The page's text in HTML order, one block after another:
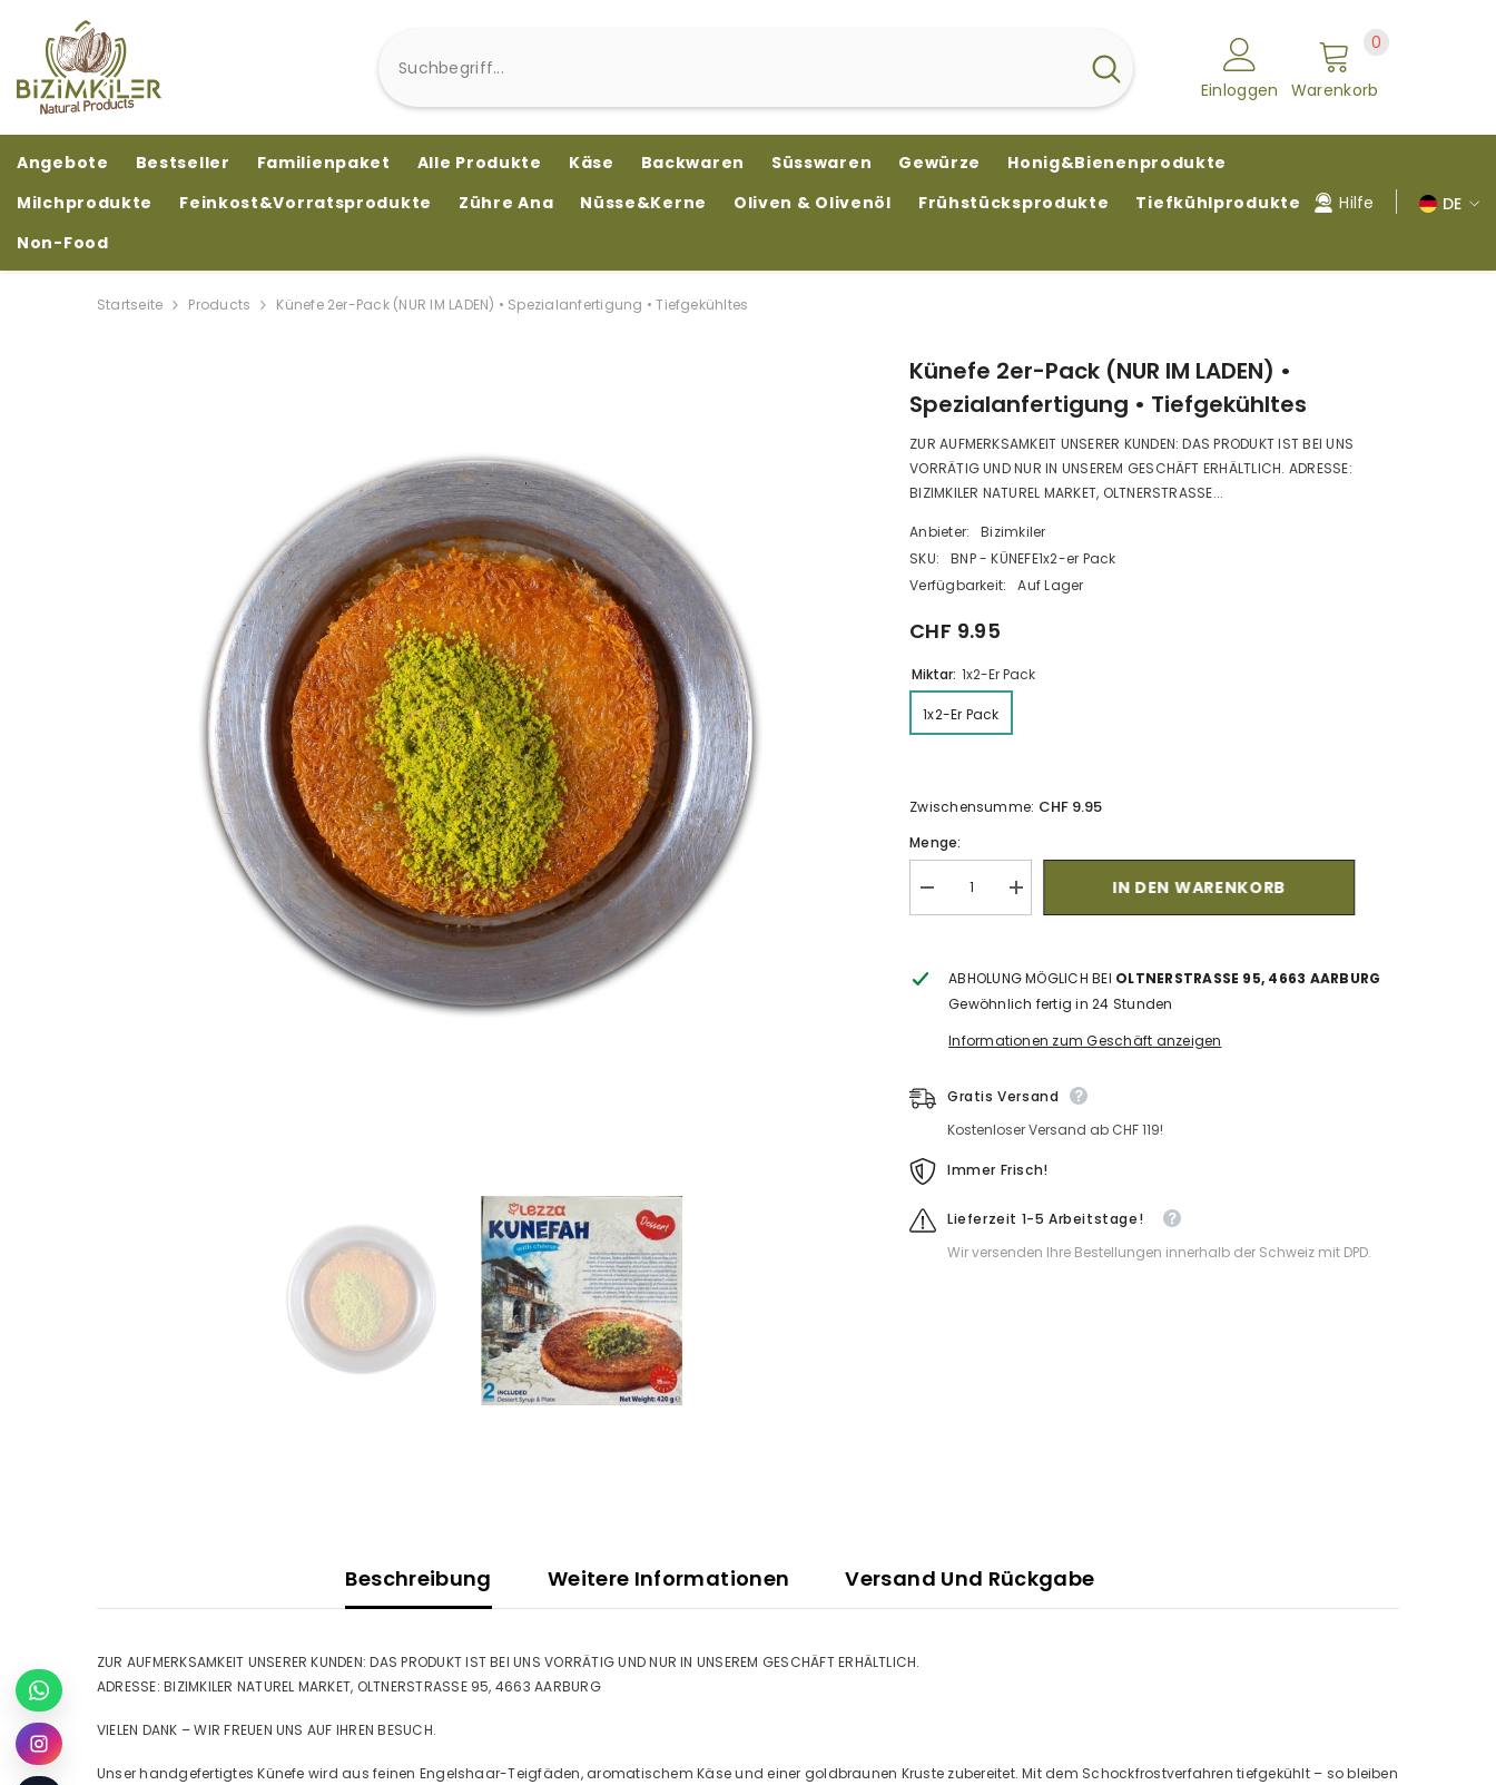
Einloggen Warenkorb
0
Angebote Bestseller Familienpaket Alle Produkte Käse Backwaren Süsswaren Gewürze
Honig&Bienenprodukte
Milchprodukte
Feinkost&Vorratsprodukte Zühre Ana Nüsse&Kerne Oliven & Olivenöl Frühstücksprodukte
Tiefkühlprodukte
Non-Food
Hilfe DE
FR
Startseite Products Künefe 2er-Pack (NUR IM LADEN) • Spezialanfertigung • Tiefgekühltes
Künefe 2er-Pack (NUR IM LADEN) •
Spezialanfertigung • Tiefgekühltes
ZUR AUFMERKSAMKEIT UNSERER KUNDEN: DAS PRODUKT IST BEI UNS
VORRÄTIG UND NUR IN UNSEREM GESCHÄFT ERHÄLTLICH. ADRESSE:
BIZIMKILER NATUREL MARKET, OLTNERSTRASSE...
Anbieter:
Bizimkiler
SKU:
BNP - KÜNEFE1x2-er Pack
Verfügbarkeit:
Auf Lager
CHF 9.95
Miktar: 1x2-Er Pack
1x2-Er Pack
Zwischensumme: CHF 9.95
Menge:
Verringerung
der
2er-
Pack
(NUR
LADEN)
•
Tiefgekühltes
Menge
erhöhen
Pack
(NUR
IM
•
Tiefgekühltes
IN DEN WARENKORB
ABHOLUNG MÖGLICH BEI OLTNERSTRASSE 95, 4663 AARBURG
Gewöhnlich fertig in 24 Stunden
Informationen zum Geschäft anzeigen
Gratis Versand
Kostenloser Versand ab CHF 119!
Immer Frisch!
Lieferzeit 1-5 Arbeitstage!
Wir versenden Ihre Bestellungen innerhalb der Schweiz mit DPD.
Beschreibung Weitere Informationen Versand Und Rückgabe
ZUR AUFMERKSAMKEIT UNSERER KUNDEN: DAS PRODUKT IST BEI UNS VORRÄTIG UND NUR IN UNSEREM GESCHÄFT ERHÄLTLICH.
ADRESSE: BIZIMKILER NATUREL MARKET, OLTNERSTRASSE 95, 4663 AARBURG
VIELEN DANK – WIR FREUEN UNS AUF IHREN BESUCH.
Unser handgefertigtes Künefe wird aus feinen Engelshaar-Teigfäden, aromatischem Käse und einer goldbraunen Kruste zubereitet. Mit dem Schockfrostverfahren tiefgekühlt – so bleiben